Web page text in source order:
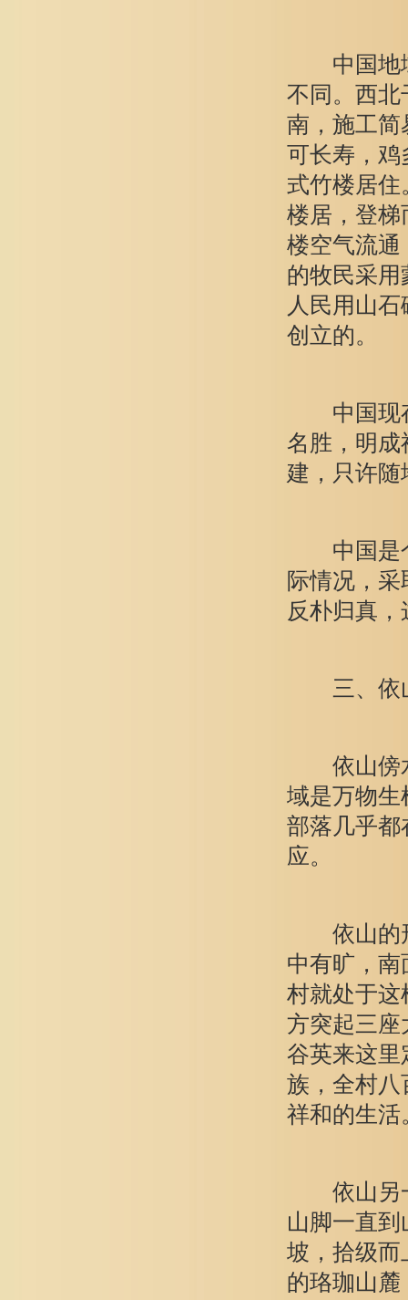
中国地域
不同。西北
南，施工简
可长寿，鸡
式竹楼居住
楼居，登梯
楼空气流通
的牧民采
人民用山
创立的。
中国现存
名胜，明成
建，只许
中国是个
际情况，
反朴归真
三、依山
依山傍水
域是万物生
部落几乎都
应。
依山的形
中有旷，
村就处于这
方突起三座
谷英来这里
族，全村八
祥和的生活
依山另一
山脚一直
坡，拾级而
的珞珈山